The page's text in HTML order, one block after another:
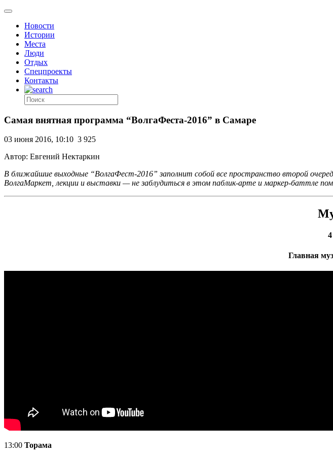
Новости
Истории
Места
Люди
Отдых
Спецпроекты
Контакты
Самая внятная программа “ВолгаФеста-2016” в Самаре
03 июня 2016, 10:10 3 925
Автор: Евгений Нектаркин
В ближайшие выходные “ВолгаФест-2016” заполнит собой все пространство второй
ВолгаМаркет, лекции и выставки — не заблудиться в этом паблик-арте и маркер-баттле
Главная
13:00 Торама